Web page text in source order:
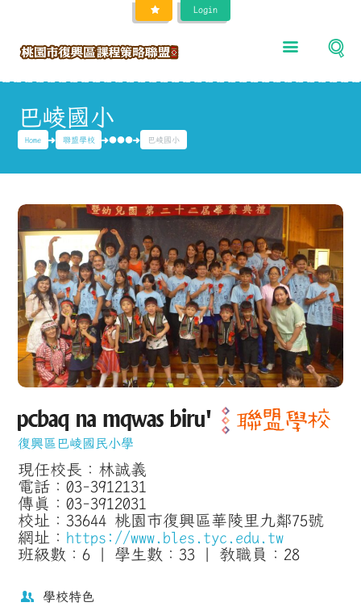
Login
Home 聯盟學校 ●●● 巴崚國小
巴崚國小
復興區巴崚國民小學
現任校長：林誠義
電話：03-3912131
傳真：03-3912031
校址：33644 桃園市復興區華陵里九鄰75號
網址： https://www.bles.tyc.edu.tw
班級數：6 | 學生數：33 | 教職員：28
學校特色